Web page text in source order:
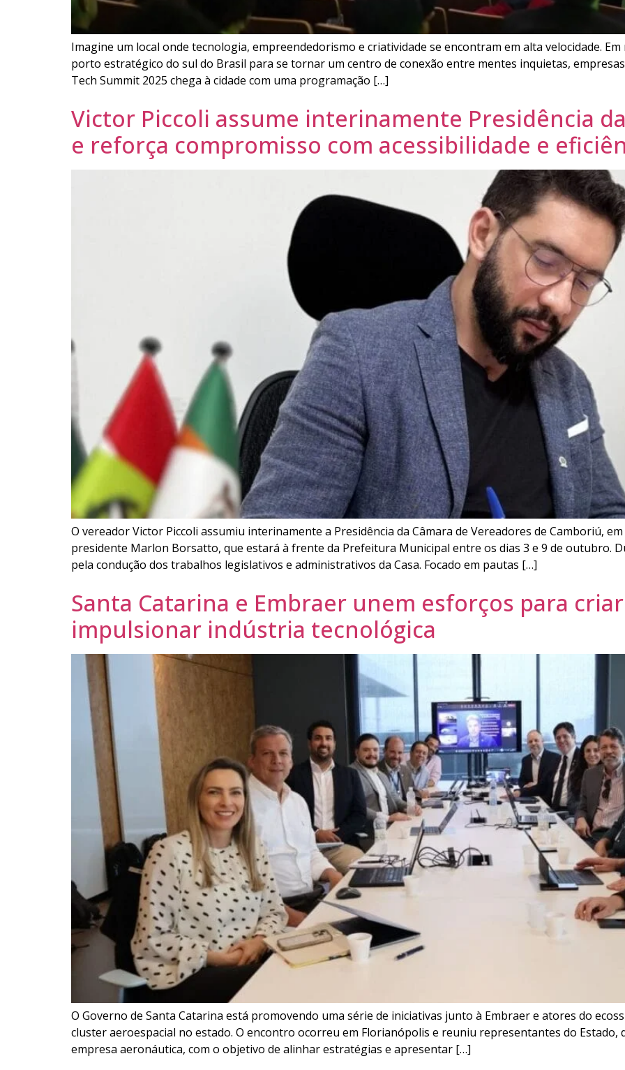
Imagine um local onde tecnologia, empreendedorismo e criatividade se encontram em alta velocidade.
porto estratégico do sul do Brasil para se tornar um centro de conexão entre mentes inquietas,
Tech Summit 2025 chega à cidade com uma programação […]
Victor Piccoli assume interinamente Presidência
e reforça compromisso com acessibilidade e
O vereador Victor Piccoli assumiu interinamente a Presidência da Câmara de Vereadores de Camboriú,
presidente Marlon Borsatto, que estará à frente da Prefeitura Municipal entre os dias 3 e 9 de outubro.
pela condução dos trabalhos legislativos e administrativos da Casa. Focado em pautas […]
Santa Catarina e Embraer unem esforços para
impulsionar indústria tecnológica
O Governo de Santa Catarina está promovendo uma série de iniciativas junto à Embraer e atores do
cluster aeroespacial no estado. O encontro ocorreu em Florianópolis e reuniu representantes do Estado,
empresa aeronáutica, com o objetivo de alinhar estratégias e apresentar […]